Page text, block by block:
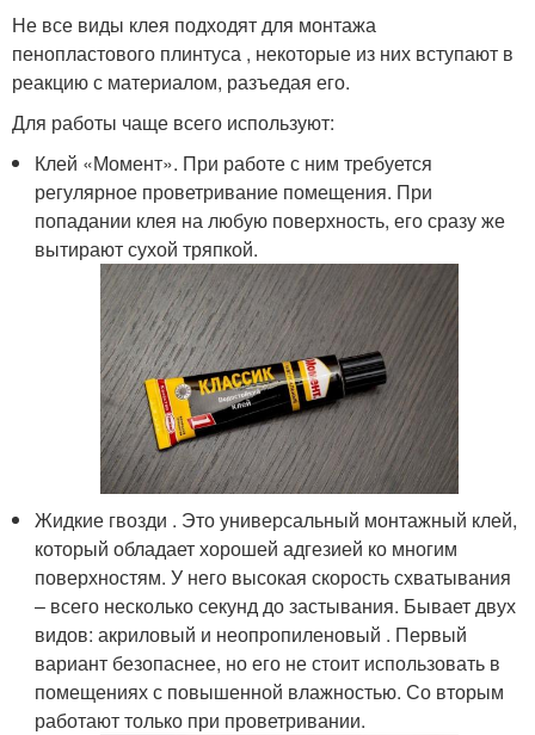
Не все виды клея подходят для монтажа
пенопластового плинтуса , некоторые из них вступают в
реакцию с материалом, разъедая его.
Для работы чаще всего используют:
Клей «Момент». При работе с ним требуется
регулярное проветривание помещения. При
попадании клея на любую поверхность, его сразу же
вытирают сухой тряпкой.
Жидкие гвозди . Это универсальный монтажный клей,
который обладает хорошей адгезией ко многим
поверхностям. У него высокая скорость схватывания
– всего несколько секунд до застывания. Бывает двух
видов: акриловый и неопропиленовый . Первый
вариант безопаснее, но его не стоит использовать в
помещениях с повышенной влажностью. Со вторым
работают только при проветривании.